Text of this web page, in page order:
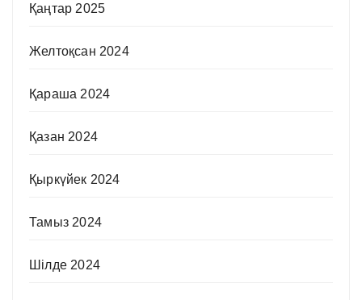
Қаңтар 2025
Желтоқсан 2024
Қараша 2024
Қазан 2024
Қыркүйек 2024
Тамыз 2024
Шілде 2024